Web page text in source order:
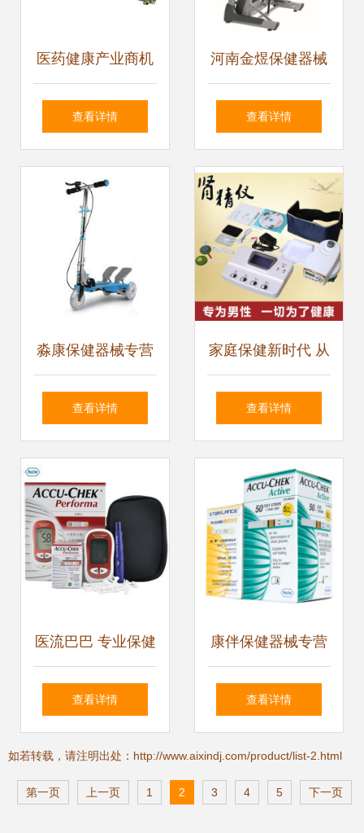
医药健康产业商机
概览 药品、医疗器
器设备市场动态
查看详情
河南金煜保健器械
专业供应众美ZM-
查看详情
淼康保健器械专营
店 您的全方位健康
查看详情
家庭保健新时代 从
选购到应用，打造
站
查看详情
医流巴巴 专业保健
器械，守护您的家
查看详情
康伴保健器械专营
店 您的线上健康管
查看详情
如若转载，请注明出处：http://www.aixindj.com/product/list-2.html
第一页 上一页 1 2 3 4 5 下一页